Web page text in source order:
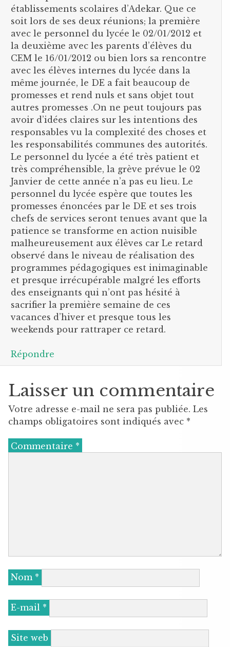
établissements scolaires d’Adekar. Que ce
soit lors de ses deux réunions; la première
avec le personnel du lycée le 02/01/2012 et
la deuxième avec les parents d’élèves du
CEM le 16/01/2012 ou bien lors sa rencontre
avec les élèves internes du lycée dans la
même journée, le DE a fait beaucoup de
promesses et rend nuls et sans objet tout
autres promesses .On ne peut toujours pas
avoir d’idées claires sur les intentions des
responsables vu la complexité des choses et
les responsabilités communes des autorités.
Le personnel du lycée a été très patient et
très compréhensible, la grève prévue le 02
Janvier de cette année n’a pas eu lieu. Le
personnel du lycée espère que toutes les
promesses énoncées par le DE et ses trois
chefs de services seront tenues avant que la
patience se transforme en action nuisible
malheureusement aux élèves car Le retard
observé dans le niveau de réalisation des
programmes pédagogiques est inimaginable
et presque irrécupérable malgré les efforts
des enseignants qui n’ont pas hésité à
sacrifier la première semaine de ces
vacances d’hiver et presque tous les
weekends pour rattraper ce retard.
Répondre
Laisser un commentaire
Votre adresse e-mail ne sera pas publiée. Les
champs obligatoires sont indiqués avec *
Commentaire *
Nom *
E-mail *
Site web